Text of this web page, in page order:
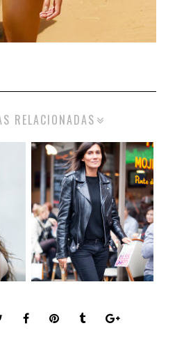
RELACIONADAS